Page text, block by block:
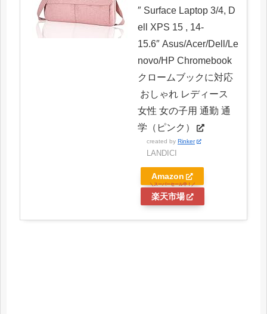
″ Surface Laptop 3/4, D
ell XPS 15 , 14-
15.6″ Asus/Acer/Dell/Le
novo/HP Chromebook
クロームブックに対応
おしゃれ レディース
女性 女の子用 通勤 通
学（ピンク）
created by Rinker
LANDICI
Amazon
楽天市場